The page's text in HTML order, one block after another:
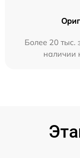
Более 20 тыс.
наличии